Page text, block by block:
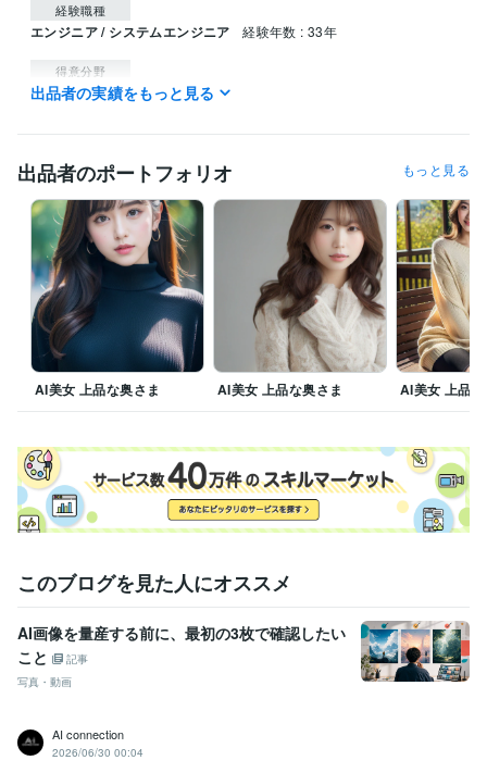
経験職種
エンジニア / システムエンジニア 経験年数 : 33年
得意分野
IT相談・システム開発 ＡＩ画像生成、編集・加工
出品者の実績をもっと見る
出品者のポートフォリオ もっと見る
AI美女 上品な奥さま AI美女 上品な奥さま AI美女 上品
このブログを見た人にオススメ
AI画像を量産する前に、最初の3枚で確認したい
こと
記事
写真・動画
AI connection
2026/06/30 00:04